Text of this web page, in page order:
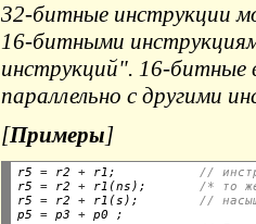
32-битные инструкции
16-битными
инструкций". 16-битные
параллельно с другими
[Примеры]
r5 = r2 + r1; //
r5 = r2 + r1(ns); /* то
r5 = r2 + r1(s); //
p5 = p3 + p0 ;